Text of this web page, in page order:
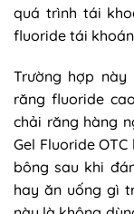
quá trình tái
fluoride tái
Trường hợp này
răng fluoride
chải răng hàng
Gel Fluoride
bông sau khi
hay ăn uống gì